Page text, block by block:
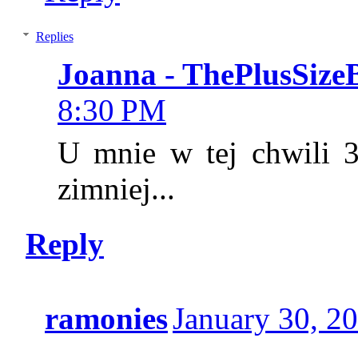
Replies
Joanna -
8:30 PM
U mnie w tej chwili
zimniej...
Reply
ramoniesJanuary 30,